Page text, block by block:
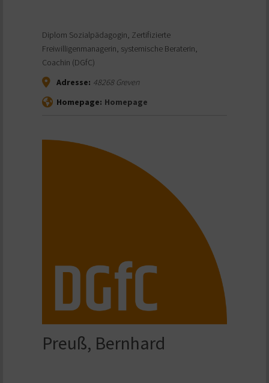
Diplom Sozialpädagogin, Zertifizierte
Freiwilligenmanagerin, systemische Beraterin,
Coachin (DGfC)
Adresse: 48268Greven
Homepage: Homepage
Preuß, Bernhard